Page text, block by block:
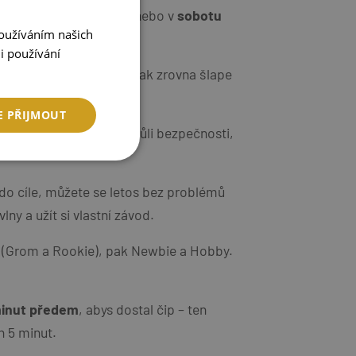
nebo vsobotu
se jezdí podle toho, jak zrovna šlape
. Je to hlavně kvůli bezpečnosti,
cíle, můžete se letos bez problémů
a užít si vlastní závod.
a Rookie), pak Newbie a Hobby.
předem, abys dostal čip – ten
5 minut.
našich
používání
PŘIJMOUT